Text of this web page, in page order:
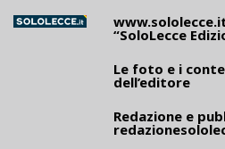
“SoloLecce
Le foto e i
dell’editore
Redazione e